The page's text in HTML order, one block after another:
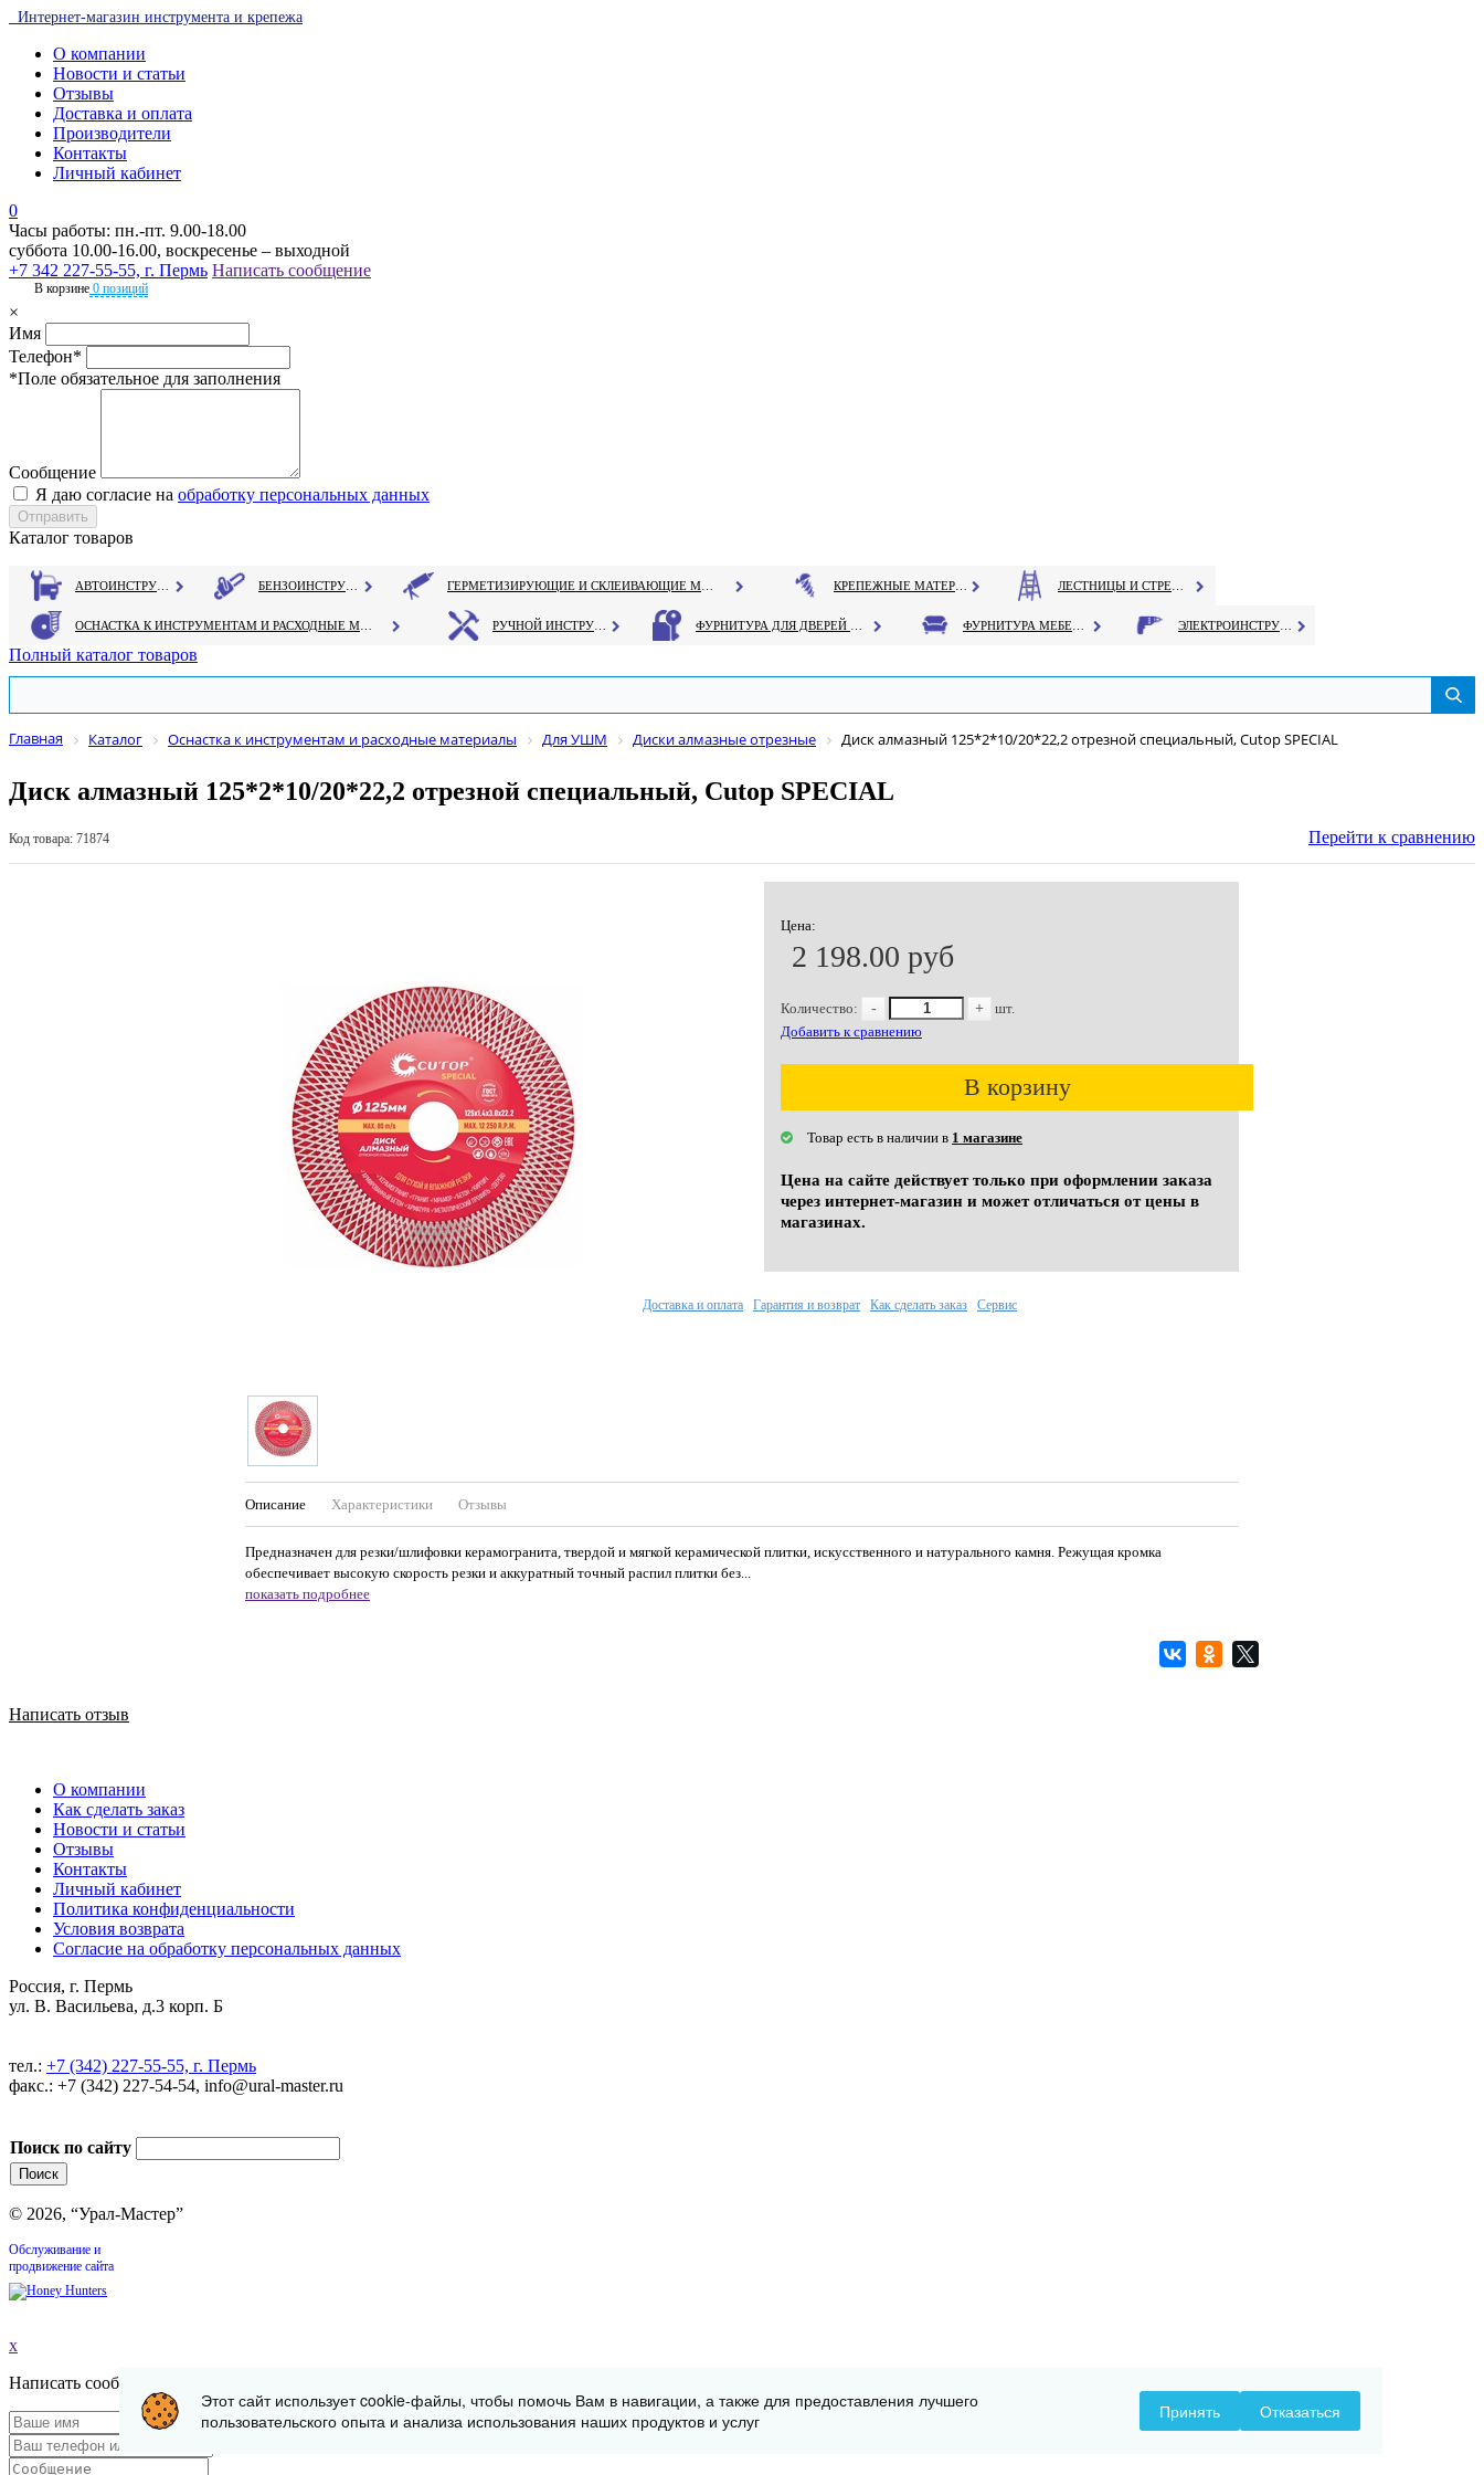
Интернет-магазин инструмента и крепежа
О компании
Новости и статьи
Отзывы
Доставка и оплата
Производители
Контакты
Личный кабинет
0
Часы работы: пн.-пт. 9.00-18.00
суббота 10.00-16.00, воскресенье – выходной
+7 342 227-55-55, г. Пермь Написать сообщение
В корзине 0 позиций
×
Имя
Телефон*
*Поле обязательное для заполнения
Сообщение
Я даю согласие на обработку персональных данных
Каталог товаров
Полный каталог товаров
Главная Каталог Оснастка к инструментам и расходные материалы Для УШМ Диски алмазные отрезные Диск алмазный 125*2*10/20*22,2 отрезной специальный, Cutop SPECIAL
Диск алмазный 125*2*10/20*22,2 отрезной специальный, Cutop SPECIAL
Код товара: 71874 Перейти к сравнению
Цена:
2 198.00 руб
Количество: - +
шт.
Добавить к сравнению
В корзину
Товар есть в наличии в 1 магазине
Цена на сайте действует только при оформлении заказа
через интернет-магазин и может отличаться от цены в
магазинах.
Описание Характеристики Отзывы
Предназначен для резки/шлифовки керамогранита, твердой и мягкой керамической плитки, искусственного и натурального камня. Режущая кромка
обеспечивает высокую скорость резки и аккуратный точный распил плитки без...
показать подробнее
Доставка и оплата Гарантия и возврат Как сделать заказ Сервис
Написать отзыв
О компании
Как сделать заказ
Новости и статьи
Отзывы
Контакты
Личный кабинет
Политика конфиденциальности
Условия возврата
Согласие на обработку персональных данных
Россия, г. Пермь
ул. В. Васильева, д.3 корп. Б
тел.: +7 (342) 227-55-55, г. Пермь
факс.: +7 (342) 227-54-54, info@ural-master.ru
Поиск по сайту
© 2026, “Урал-Мастер”
Обслуживание и
продвижение сайта
x
Написать сообщение
Этот сайт использует cookie-файлы, чтобы помочь Вам в навигации, а также для предоставления лучшего
пользовательского опыта и анализа использования наших продуктов и услуг
Принять Отказаться